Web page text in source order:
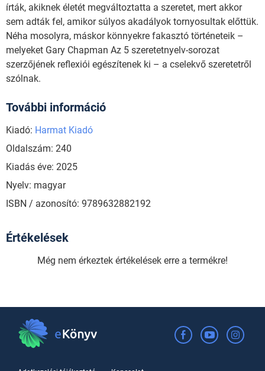
írták, akiknek életét megváltoztatta a szeretet, mert akkor
sem adták fel, amikor súlyos akadályok tornyosultak előttük.
Néha mosolyra, máskor könnyekre fakasztó történeteik –
melyeket Gary Chapman Az 5 szeretetnyelv-sorozat
szerzőjének reflexiói egészítenek ki – a cselekvő szeretetről
szólnak.
További információ
Kiadó: Harmat Kiadó
Oldalszám: 240
Kiadás éve: 2025
Nyelv: magyar
ISBN / azonosító: 9789632882192
Értékelések
Még nem érkeztek értékelések erre a termékre!